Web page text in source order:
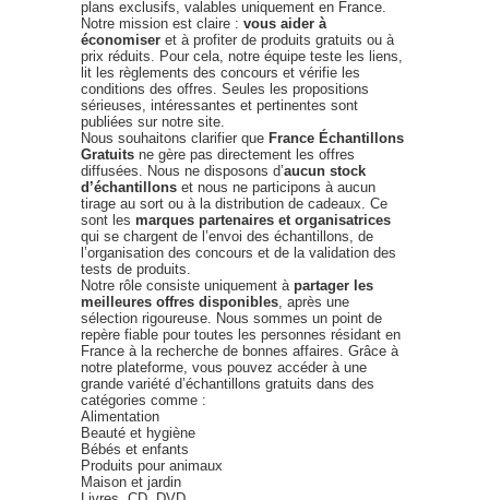
plans exclusifs, valables uniquement en France.
Notre mission est claire : vous aider à
économiser et à profiter de produits gratuits ou à
prix réduits. Pour cela, notre équipe teste les liens,
lit les règlements des concours et vérifie les
conditions des offres. Seules les propositions
sérieuses, intéressantes et pertinentes sont
publiées sur notre site.
Nous souhaitons clarifier que France Échantillons
Gratuits ne gère pas directement les offres
diffusées. Nous ne disposons d’aucun stock
d’échantillons et nous ne participons à aucun
tirage au sort ou à la distribution de cadeaux. Ce
sont les marques partenaires et organisatrices
qui se chargent de l’envoi des échantillons, de
l’organisation des concours et de la validation des
tests de produits.
Notre rôle consiste uniquement à partager les
meilleures offres disponibles , après une
sélection rigoureuse. Nous sommes un point de
repère fiable pour toutes les personnes résidant en
France à la recherche de bonnes affaires. Grâce à
notre plateforme, vous pouvez accéder à une
grande variété d’échantillons gratuits dans des
catégories comme :
Alimentation
Beauté et hygiène
Bébés et enfants
Produits pour animaux
Maison et jardin